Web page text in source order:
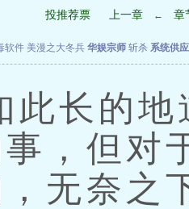
投推荐票 上一章 ← 章
软件 美漫之大冬兵 华娱宗师 斩杀 系统供
长的地
，但对
无奈之